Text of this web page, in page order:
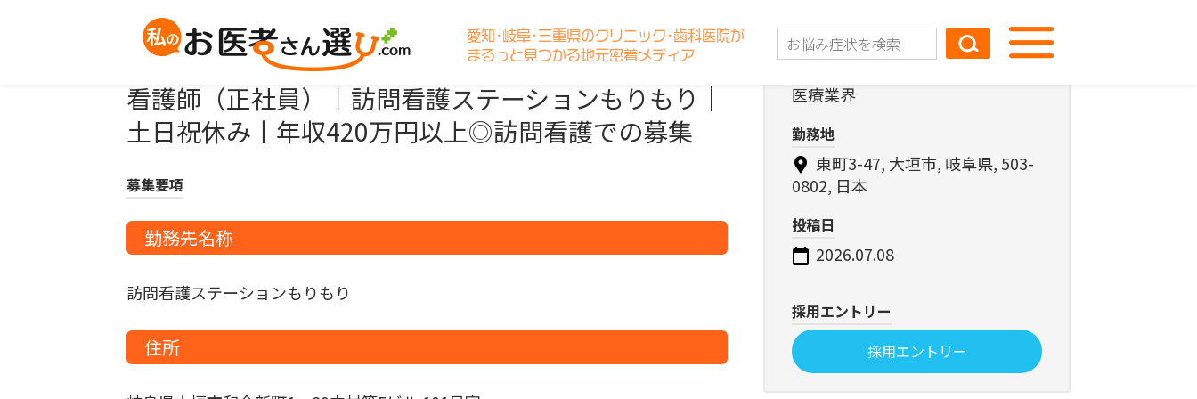
愛知･岐阜･三重県のクリニック･歯科医院が
まるっと見つかる地元密着メディア
職種名
看護師（正社員）｜訪問看護ステーションもりもり｜
土日祝休み丨年収420万円以上◎訪問看護での募集
募集要項
勤務先名称
訪問看護ステーションもりもり
住所
業界
医療業界
勤務地
東町3-47, 大垣市, 岐阜県, 503-
0802, 日本
投稿日
2026.07.08
採用エントリー
採用エントリー